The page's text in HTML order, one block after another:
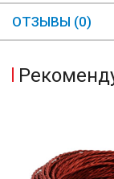
ОТЗЫВЫ (0)